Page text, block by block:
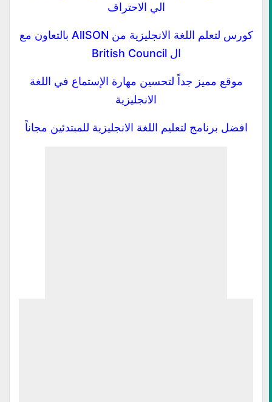
الي الاحتراف
كورس لتعلم اللغة الانجليزية من AlISON بالتعاون مع
ال British Council
موقع مميز جداً لتحسين مهارة الإستماع في اللغة
الانجليزية
افضل برنامج لتعليم اللغة الانجليزية للمبتدئين مجاناً